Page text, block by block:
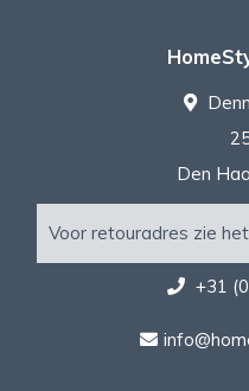
Den
Voor retouradres zie het
+31